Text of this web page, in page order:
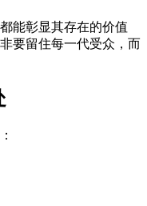
能彰显其存在的价值
要留住每一代受众，而